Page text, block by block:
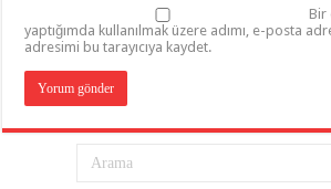
Bir
yaptığımda kullanılmak üzere adımı, e-posta
adresimi bu tarayıcıya kaydet.